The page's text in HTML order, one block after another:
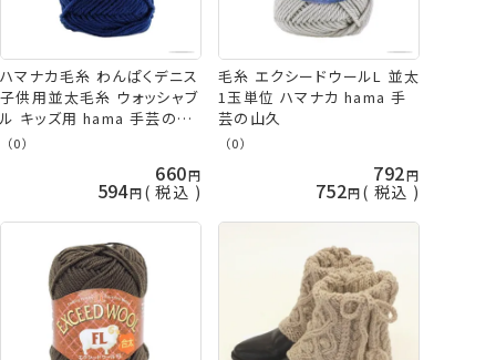
ハマナカ毛糸 わんぱくデニス
子供用並太毛糸 ウォッシャブ
ル キッズ用 hama 手芸の山
久
（0）
660
594 税込
毛糸 エクシードウールL 並太
1玉単位 ハマナカ hama 手
芸の山久
（0）
792
752 税込